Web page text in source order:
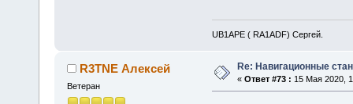
UB1APE ( RA1ADF) Сергей.
R3TNE Алексей
Ветеран
Re: Навигационные
« Ответ #73 : 15 Мая 2020,